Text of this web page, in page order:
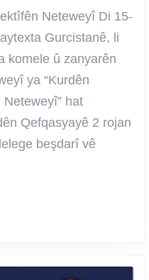
“Kurdên
û
Neteweyî”.
Panela
Duyem.
Neteweyî Di 15-
Gurcistanê, li
komele û zanyarên
ya “Kurdên
hat
Qefqasyayê 2 rojan
beşdarî vê